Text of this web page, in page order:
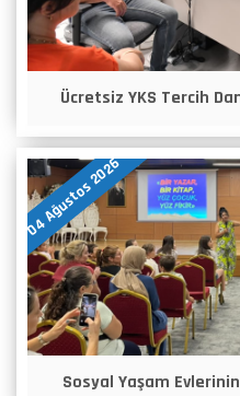
Ücretsiz YKS Tercih
04 Ağustos 2026
Sosyal Yaşam